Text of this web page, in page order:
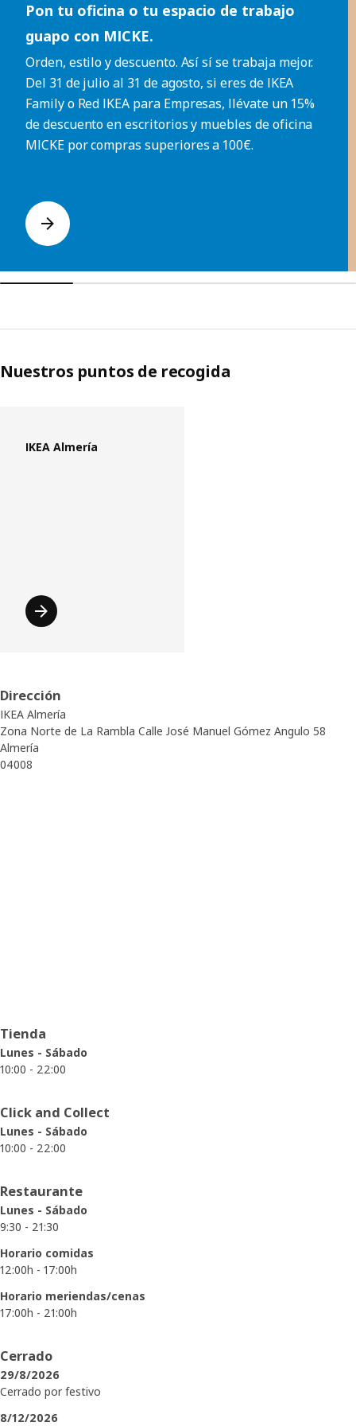
Pon tu oficina o tu espacio de trabajo
guapo con MICKE.
Orden, estilo y descuento. Así sí se trabaja mejor.
Del 31 de julio al 31 de agosto, si eres de IKEA
Family o Red IKEA para Empresas, llévate un 15%
de descuento en escritorios y muebles de oficina
MICKE por compras superiores a 100€.
Nuestros puntos de recogida
IKEA Almería
Dirección
IKEA Almería
Zona Norte de La Rambla Calle José Manuel Gómez Angulo 58
Almería
04008
Horario de apertura
Tienda
Lunes - Sábado
10:00 - 22:00
Click and Collect
Lunes - Sábado
10:00 - 22:00
Restaurante
Lunes - Sábado
9:30 - 21:30
Horario comidas
12:00h - 17:00h
Horario meriendas/cenas
17:00h - 21:00h
Cerrado
29/8/2026
Cerrado por festivo
8/12/2026